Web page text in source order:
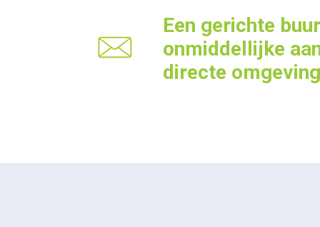
Een gerichte
onmiddellijke
directe